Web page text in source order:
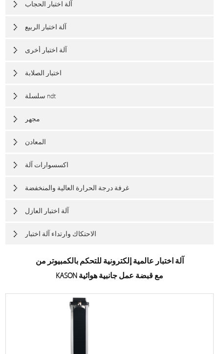
آلة اختبار الحجاب
آلة اختبار الربيع
آلة اختبار أخرى
اختبار الصلابة
سلسلة ndt
مجهر
المعادن
اكسسوارات آلة
غرفة درجة الحرارة العالية والمنخفضة
آلة اختبار العازل
الاحتكاك وارتداء آلة اختبار
آلة اختبار عالمية إلكترونية للتحكم بالكمبيوتر من
KASON مع قبضة عمل جانبية هوائية